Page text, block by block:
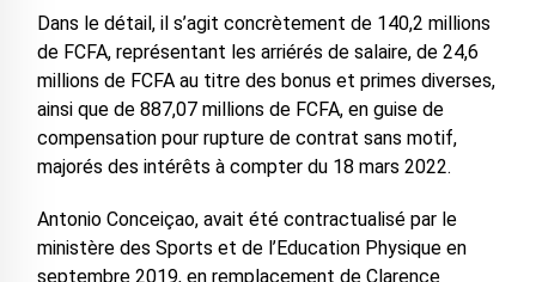
Dans le détail, il s’agit concrètement de 140,2 millions
de FCFA, représentant les arriérés de salaire, de 24,6
millions de FCFA au titre des bonus et primes diverses,
ainsi que de 887,07 millions de FCFA, en guise de
compensation pour rupture de contrat sans motif,
majorés des intérêts à compter du 18 mars 2022.
Antonio Conceiçao, avait été contractualisé par le
ministère des Sports et de l’Education Physique en
septembre 2019, en remplacement de Clarence